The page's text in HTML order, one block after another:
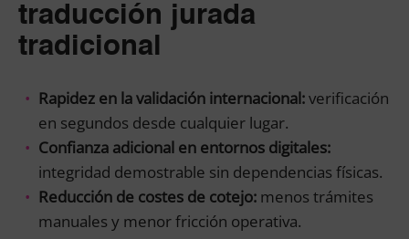
traducción jurada
tradicional
Rapidez en la validación internacional:verificación
en segundos desde cualquier lugar.
Confianza adicional en entornos digitales:
integridad demostrable sin dependencias físicas.
Reducción de costes de cotejo: menos trámites
manuales y menor fricción operativa.